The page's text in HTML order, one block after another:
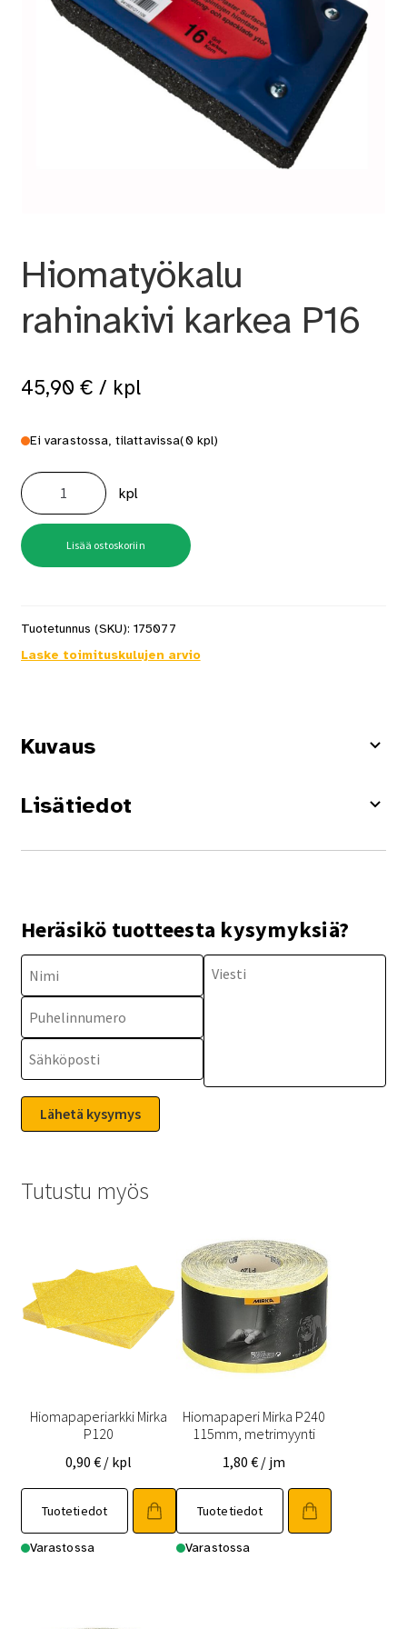
Hiomatyökalu
rahinakivi karkea P16
45,90 € / kpl
Ei varastossa, tilattavissa(0 kpl)
Hiomatyökalu
rahinakivi
karkea
P16
määrä
kpl
Lisää ostoskoriin
Tuotetunnus (SKU): 175077
Laske toimituskulujen arvio
Kuvaus
Lisätiedot
Heräsikö tuotteesta kysymyksiä?
Tutustu myös
Hiomapaperiarkki Mirka
P120
0,90 € / kpl
Tuotetiedot
Varastossa
Hiomapaperi Mirka P240
115mm, metrimyynti
1,80€ / jm
Tuotetiedot
Varastossa